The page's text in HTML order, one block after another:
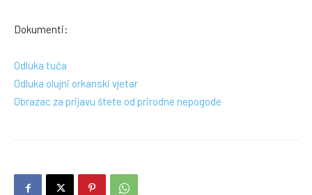
Dokumenti:
Odluka tuča
Odluka olujni orkanski vjetar
Obrazac za prijavu štete od prirodne nepogode